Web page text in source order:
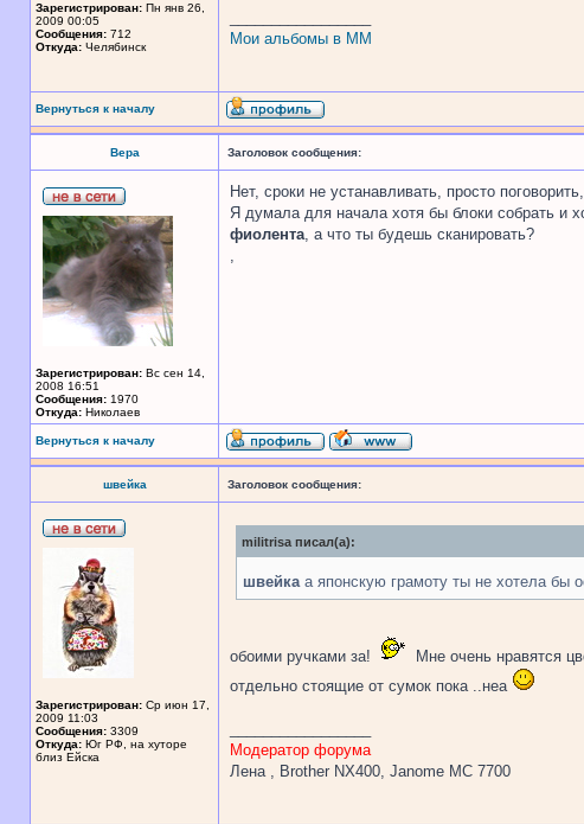
Зарегистрирован: Пн янв 26,
2009 00:05
Сообщения: 712
Откуда: Челябинск
Мои альбомы в ММ
Вернуться к началу
Вера Заголовок сообщения:
Зарегистрирован: Вс сен 14,
2008 16:51
Сообщения: 1970
Откуда: Николаев
Нет, сроки не устанавливать, просто
Я думала для начала хотя бы блоки собрать и
фиолента, а что ты будешь сканировать?
,
Вернуться к началу
швейка Заголовок сообщения:
Зарегистрирован: Ср июн 17,
2009 11:03
Сообщения: 3309
Откуда: Юг РФ, на хуторе
близ Ейска
militrisa писал(а):
швейкаа японскую грамоту ты не хотела бы
обоими ручками за!
Мне очень нравятся
отдельно стоящие от сумок пока ..неа
Модератор форума
Лена , Brother NX400, Janome MC 7700